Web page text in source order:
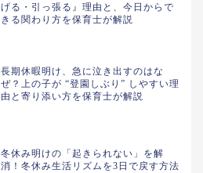
げる・引っ張る』理由と、今日からで
きる関わり方を保育士が解説
長期休暇明け、急に泣き出すのはな
ぜ？上の子が “登園しぶり” しやすい理
由と寄り添い方を保育士が解説
冬休み明けの「起きられない」を解
消！冬休み生活リズムを3日で戻す方法